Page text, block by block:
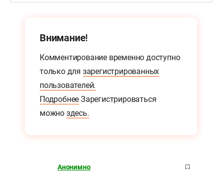
Внимание!
Комментирование временно доступно
только для зарегистрированных
пользователей.
Подробнее Зарегистрироваться
можно здесь.
Анонимно